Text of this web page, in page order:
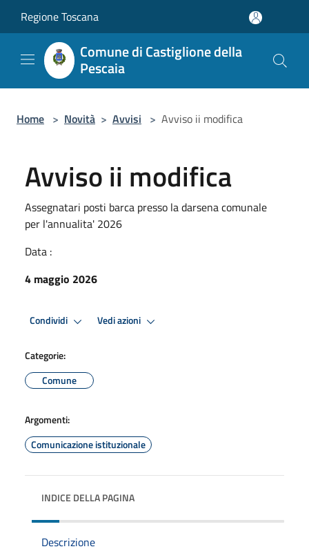
Regione Toscana
Comune di Castiglione della
Pescaia
Home > Novità > Avvisi > Avviso ii modifica
Avviso ii modifica
Assegnatari posti barca presso la darsena comunale
per l'annualita' 2026
Data :
4 maggio 2026
Condividi Vedi azioni
Categorie:
Comune
Argomenti:
Comunicazione istituzionale
INDICE DELLA PAGINA
Descrizione